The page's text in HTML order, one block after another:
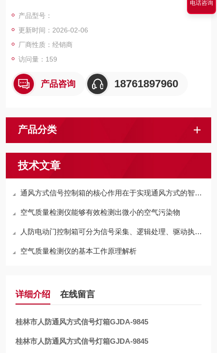
产品型号：
更新时间：2026-02-06
厂商性质：经销商
访问量：159
产品咨询 18761897960
产品分类
技术文章
通风方式信号控制箱的核心作用在于实现通风方式的智能切换
空气质量检测仪能够有效检测出微小的空气污染物
人防电动门控制箱可分为信号采集、逻辑处理、驱动执行三个环节
空气质量检测仪的基本工作原理解析
详细介绍 在线留言
桂林市人防通风方式信号灯箱GJDA-9845
桂林市人防通风方式信号灯箱GJDA-9845
电话咨询